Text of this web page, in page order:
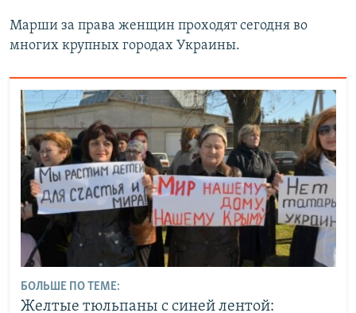
Марши за права женщин проходят сегодня во
многих крупных городах Украины.
БОЛЬШЕ ПО ТЕМЕ:
Желтые тюльпаны с синей лентой: